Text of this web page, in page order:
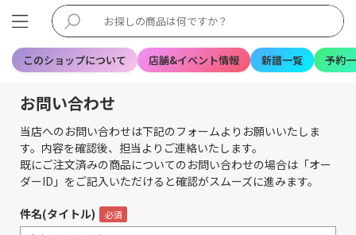
このショップについて 店舗&イベント情報 新譜一覧 予約
お問い合わせ
当店へのお問い合わせは下記のフォームよりお願いいたしま
す。内容を確認後、担当よりご連絡いたします。
既にご注文済みの商品についてのお問い合わせの場合は「オー
ダーID」をご記入いただけると確認がスムーズに進みます。
件名(タイトル)